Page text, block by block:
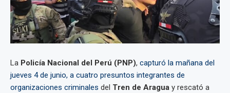
La Policía Nacional del Perú (PNP), capturó la mañana del
jueves 4 de junio, a cuatro presuntos integrantes de
organizaciones criminales del Tren de Aragua y rescató a